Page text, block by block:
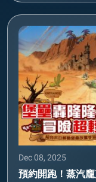
Dec 08, 2025
預約開跑！蒸汽